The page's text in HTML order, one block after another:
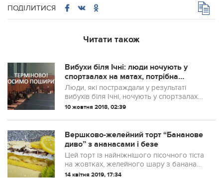
ПОДІЛИТИСЯ
Читати також
Вибухи біля Ічні: люди ночують у
спортзалах на матах, потрібна
допомога! Допоможіть
розповсюдити!
Люди, які постраждали у результаті
вибухів біля Ічні, ночують у спортзалах
на матах, волонтери збирають допомогу
речі, матраци та ковдри.
10 жовтня 2018, 02:39
Вершково-желейний торт “Бананове
диво” з ананасами і безе
Цей торт із найніжнішого пісочного тіста
на жовтках, желейного шару з бананами
і шматочками соковитого ананаса,
14 квітня 2019, 17:34